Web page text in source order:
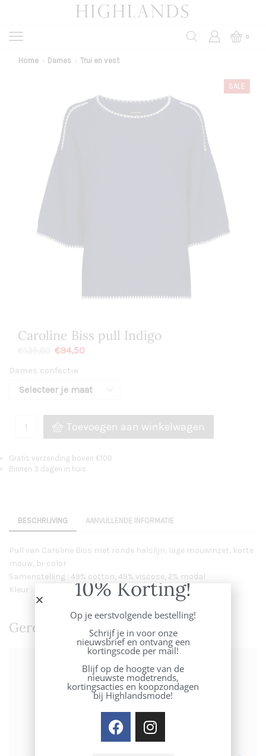
0
Home Dames Trui en vest
SALE
Caroline Biss pull Indigo
€94,50
Dames confectie
Toevoegen aan winkelwagen
Gratis verzending boven €100
Binnen 3 dagen in huis
BESCHRIJVING AANVULLENDE INFORMATIE
Pull van Caroline Biss met ronde halslijn, lage mouwinzet, korte
mouw, bi-color
Samenstelling : 49% cotton, 49% viscose, 2% modal
Kleur : indigo
Gerelateerde Producten
10% Korting!
Op je eerstvolgende bestelling!
Schrijf je in voor onze
nieuwsbrief en ontvang een
kortingscode per mail!
Blijf op de hoogte van de
nieuwste modetrends,
kortingsacties en koopzondagen
bij Highlandsmode!